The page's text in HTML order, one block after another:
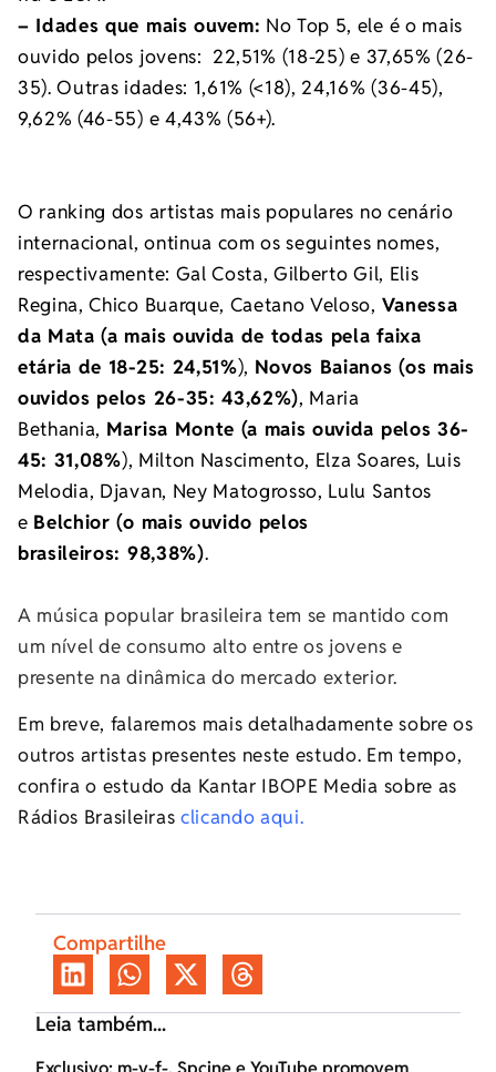
– Idades que mais ouvem: No Top 5, ele é o mais
ouvido pelos jovens: 22,51% (18-25) e 37,65% (26-
35). Outras idades: 1,61% (<18), 24,16% (36-45),
9,62% (46-55) e 4,43% (56+).
O ranking dos artistas mais populares no cenário
internacional, ontinua com os seguintes nomes,
respectivamente: Gal Costa, Gilberto Gil, Elis
Regina, Chico Buarque, Caetano Veloso, Vanessa
da Mata (a mais ouvida de todas pela faixa
etária de 18-25: 24,51%), Novos Baianos (os mais
ouvidos pelos 26-35: 43,62%), Maria
Bethania, Marisa Monte (a mais ouvida pelos 36-
45: 31,08%), Milton Nascimento, Elza Soares, Luis
Melodia, Djavan, Ney Matogrosso, Lulu Santos
e Belchior (o mais ouvido pelos
brasileiros: 98,38%).
A música popular brasileira tem se mantido com
um nível de consumo alto entre os jovens e
presente na dinâmica do mercado exterior.
Em breve, falaremos mais detalhadamente sobre os
outros artistas presentes neste estudo. Em tempo,
confira o estudo da Kantar IBOPE Media sobre as
Rádios Brasileiras clicando aqui.
Compartilhe
Leia também...